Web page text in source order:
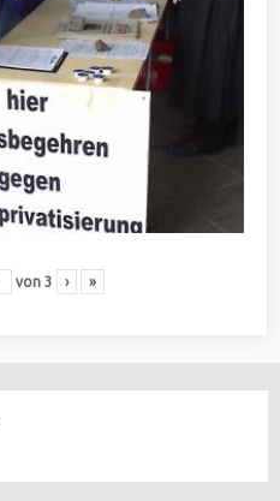
von 3 › »